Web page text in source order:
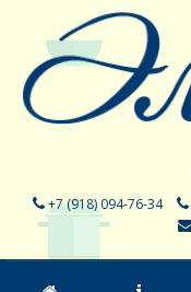
+7 (918) 094-76-34